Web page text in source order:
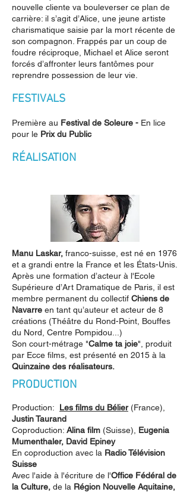
nouvelle cliente va bouleverser ce plan de
carrière: il s’agit d’Alice, une jeune artiste
charismatique saisie par la mort récente de
son compagnon. Frappés par un coup de
foudre réciproque, Michael et Alice seront
forcés d’affronter leurs fantômes pour
reprendre possession de leur vie.
FESTIVALS
Première au Festival de Soleure - En lice
pour le Prix du Public
RÉALISATION
Manu Laskar, franco-suisse, est né en 1976
et a grandi entre la France et les États-Unis.
Après une formation d’acteur à l'Ecole
Supérieure d’Art Dramatique de Paris, il est
membre permanent du collectif Chiens de
Navarre en tant qu’auteur et acteur de 8
créations (Théâtre du Rond-Point, Bouffes
du Nord, Centre Pompidou...)
Son court-métrage "Calme ta joie", produit
par Ecce films, est présenté en 2015 à la
Quinzaine des réalisateurs.
PRODUCTION
Production: Les films du Bélier (France),
Justin Taurand
Coproduction: Alina film (Suisse), Eugenia
Mumenthaler, David Epiney
En coproduction avec la Radio Télévision
Suisse
Avec l'aide à l'écriture de l'Office Fédéral de
la Culture, de la Région Nouvelle Aquitaine,